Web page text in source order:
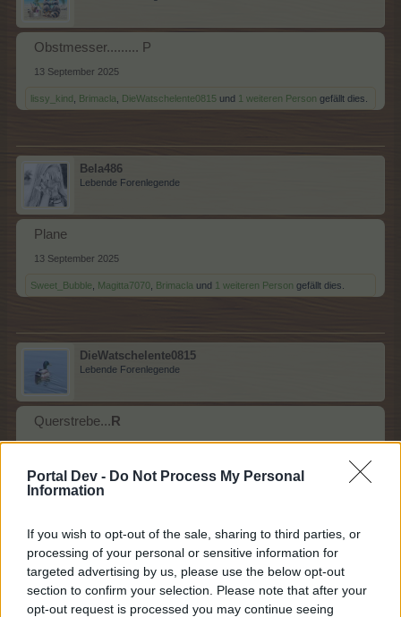
Portal Dev - Do Not Process My Personal
Information
If you wish to opt-out of the sale, sharing to third parties, or
processing of your personal or sensitive information for
targeted advertising by us, please use the below opt-out
section to confirm your selection. Please note that after your
opt-out request is processed you may continue seeing
Obstmesser......... P
13 September 2025
lissy_kind Brimacla DieWatschelente0815 und 1 weiteren Person gefällt dies.
Bela486
Lebende Forenlegende
Plane
13 September 2025
Sweet_Bubble Magitta7070 Brimacla und 1 weiteren Person gefällt dies.
DieWatschelente0815
Lebende Forenlegende
Querstrebe... R
13 September 2025
lissy_kind,Sweet_Bubble,Magitta7070und 1 weiteren Persongefällt dies.
Brimacla
Lebende Forenlegende
Reibe - S